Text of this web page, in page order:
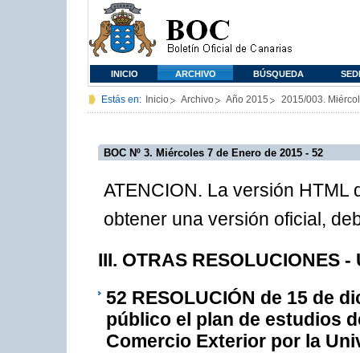
INICIO ARCHIVO BÚSQUEDA
Estás en: Inicio Archivo Año 2015 2015/003.
BOC Nº 3. Miércoles 7 de Enero de 2015 - 52
ATENCION. La versión HTML
obtener una versión oficial,
III. OTRAS RESOLUCIONES
52 RESOLUCIÓN de 15 de
público el plan de estudios
Comercio Exterior por la